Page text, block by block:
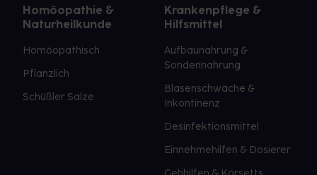
Homöopathie &
Naturheilkunde
Homöopathisch
Pflanzlich
Schüßler Salze
Krankenpflege &
Hilfsmittel
Aufbaunahrung &
Sondennahrung
Blasenschwäche &
Inkontinenz
Desinfektionsmittel
Einnehmehilfen & Dosierer